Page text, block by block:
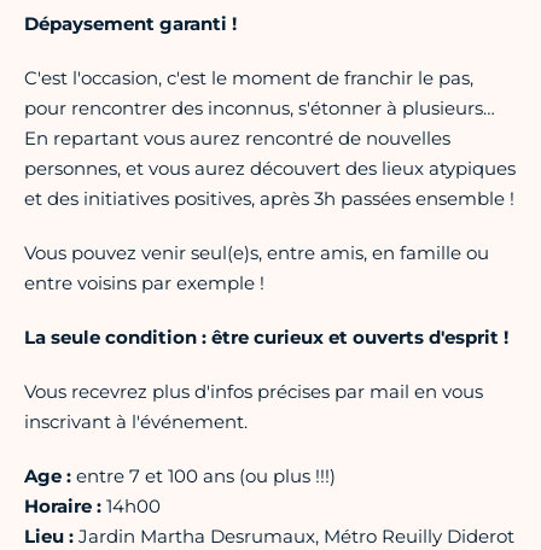
Dépaysement garanti !
C'est l'occasion, c'est le moment de franchir le pas,
pour rencontrer des inconnus, s'étonner à plusieurs…
En repartant vous aurez rencontré de nouvelles
personnes, et vous aurez découvert des lieux atypiques
et des initiatives positives, après 3h passées ensemble !
Vous pouvez venir seul(e)s, entre amis, en famille ou
entre voisins par exemple !
La seule condition : être curieux et ouverts d'esprit !
Vous recevrez plus d'infos précises par mail en vous
inscrivant à l'événement.
Age : entre 7 et 100 ans (ou plus !!!)
Horaire : 14h00
Lieu : Jardin Martha Desrumaux, Métro Reuilly Diderot